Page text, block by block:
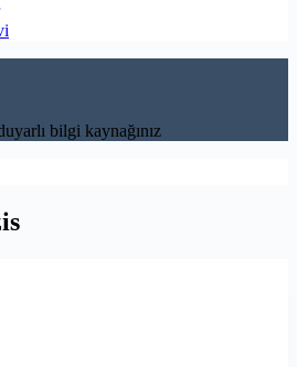
bilgi kaynağınız